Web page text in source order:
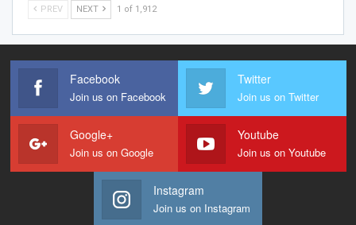
PREV NEXT 1 of 1,912
Facebook
Join us on Facebook
Twitter
Join us on Twitter
Google+
Join us on Google
Youtube
Join us on Youtube
Instagram
Join us on Instagram